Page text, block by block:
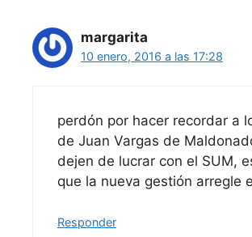
margarita
10 enero, 2016 a las 17:28
perdón por hacer recordar a
de Juan Vargas de
dejen de lucrar con el SUM,
que la nueva gestión arregle
Responder